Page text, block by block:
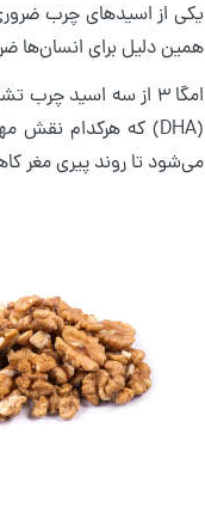
همین دلیل برای انسان‌ها
می‌شود تا روند پیری مغر